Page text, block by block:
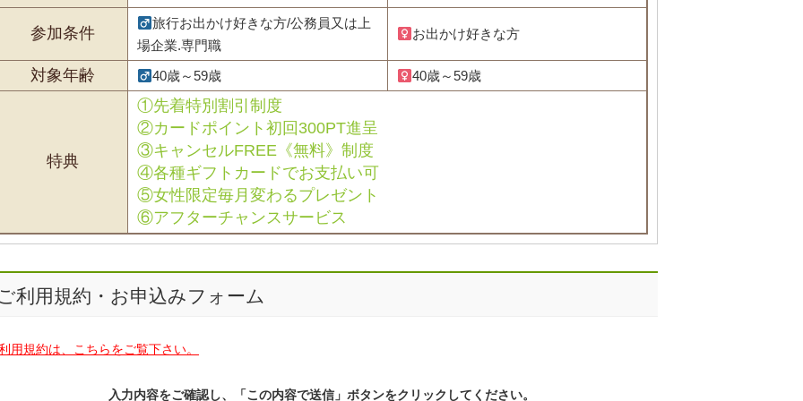
参加条件
旅行お出かけ好きな方/公務員又は上
場企業.専門職
お出かけ好きな方
対象年齢 40歳～59歳 40歳～59歳
特典
①先着特別割引制度
②カードポイント初回300PT進呈
③キャンセルFREE《無料》制度
④各種ギフトカードでお支払い可
⑤女性限定毎月変わるプレゼント
⑥アフターチャンスサービス
利用規約・お申込みフォーム
用規約は、こちらをご覧下さい。
入力内容をご確認し、「この内容で送信」ボタンをクリックしてください。